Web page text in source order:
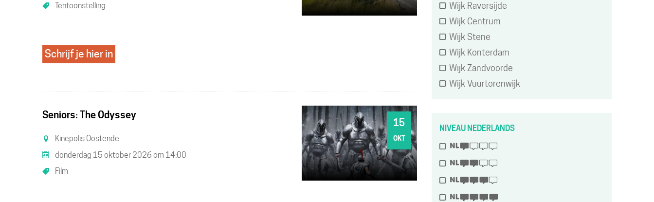
Tentoonstelling
Schrijf je hier in
DO15
OKT
Seniors: The Odyssey
Kinepolis Oostende
donderdag 15 oktober 2026 om 14:00
Film
Wijk Raversijde
Wijk Centrum
Wijk Stene
Wijk Konterdam
Wijk Zandvoorde
Wijk Vuurtorenwijk
NIVEAU NEDERLANDS